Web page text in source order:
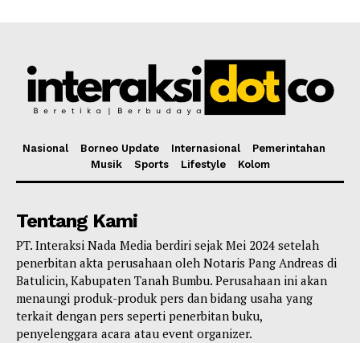
Nasional Borneo Update Internasional
Pemerintahan
Musik
Sports Lifestyle Kolom
Tentang Kami
PT. Interaksi Nada Media berdiri sejak Mei 2024 setelah
penerbitan akta perusahaan oleh Notaris Pang Andreas di
Batulicin, Kabupaten Tanah Bumbu. Perusahaan ini akan
menaungi produk-produk pers dan bidang usaha yang
terkait dengan pers seperti penerbitan buku,
penyelenggara acara atau event organizer.